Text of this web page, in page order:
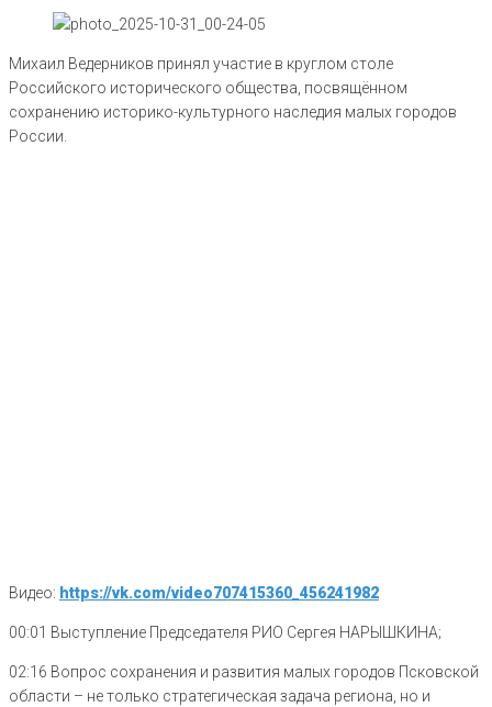
Михаил Ведерников принял участие в круглом столе
Российского исторического общества, посвящённом
сохранению историко-культурного наследия малых городов
России.
Видео: https://vk.com/video707415360_456241982
00:01 Выступление Председателя РИО Сергея НАРЫШКИНА;
02:16 Вопрос сохранения и развития малых городов Псковской
области – не только стратегическая задача региона, но и